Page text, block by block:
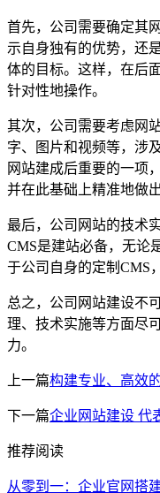
首先，公司需要确定其
示自身独有的优势，还
体的目标。这样，在后
针对性地操作。
其次，公司需要考虑网
字、图片和视频等，涉
网站建成后重要的一项
并在此基础上精准地做
最后，公司网站的技术
CMS是建站必备，无论
于公司自身的定制CMS
总之，公司网站建设不
理、技术实施等方面尽
力。
上一篇构建专业、高效
下一篇企业网站建设 代
推荐阅读
从零到一：企业官网搭